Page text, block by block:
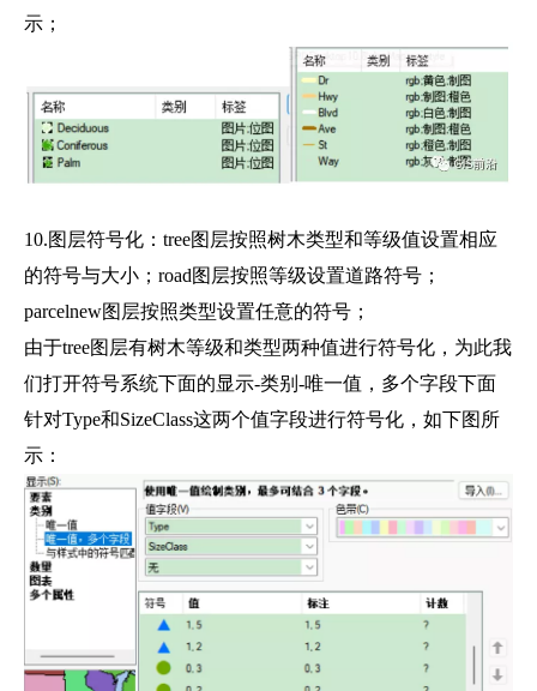
示；
10.图层符号化：tree图层按照树木类型和等级值设置相应
的符号与大小；road图层按照等级设置道路符号；
parcelnew图层按照类型设置任意的符号；
由于tree图层有树木等级和类型两种值进行符号化，为此我
们打开符号系统下面的显示-类别-唯一值，多个字段下面
针对Type和SizeClass这两个值字段进行符号化，如下图所
示：